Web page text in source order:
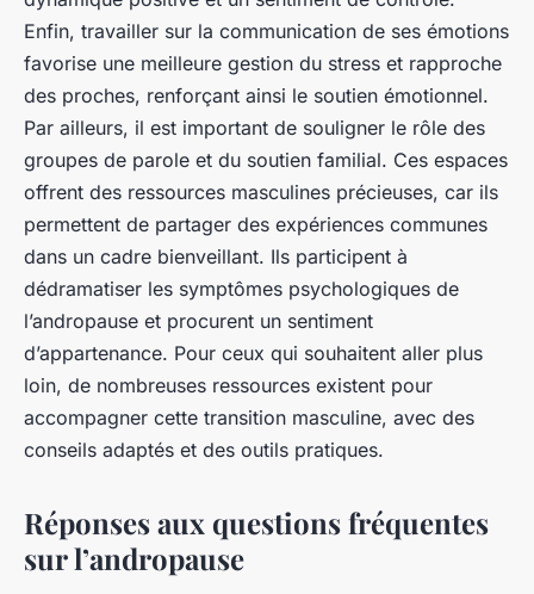
Enfin, travailler sur la communication de ses émotions
favorise une meilleure gestion du stress et rapproche
des proches, renforçant ainsi le soutien émotionnel.
Par ailleurs, il est important de souligner le rôle des
groupes de parole et du soutien familial. Ces espaces
offrent des ressources masculines précieuses, car ils
permettent de partager des expériences communes
dans un cadre bienveillant. Ils participent à
dédramatiser les symptômes psychologiques de
l’andropause et procurent un sentiment
d’appartenance. Pour ceux qui souhaitent aller plus
loin, de nombreuses ressources existent pour
accompagner cette transition masculine, avec des
conseils adaptés et des outils pratiques.
Réponses aux questions fréquentes
sur l’andropause